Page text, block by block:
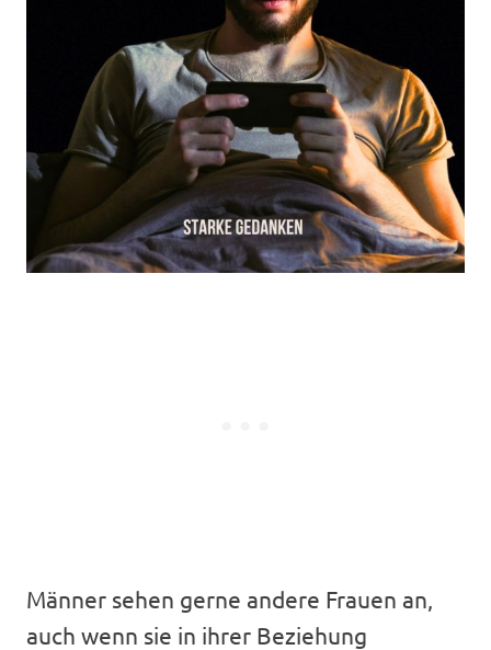
Männer sehen gerne andere Frauen an,
auch wenn sie in ihrer Beziehung